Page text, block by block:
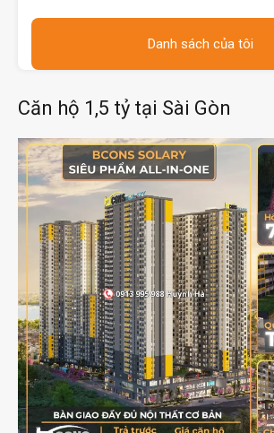
Danh sách của tôi
Căn hộ 1,5 tỷ tại Sài Gòn